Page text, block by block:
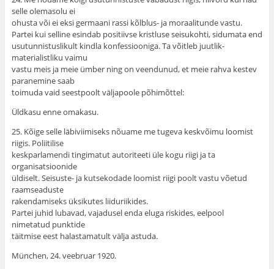
selle olemasolu ei
ohusta või ei eksi germaani rassi kõlblus- ja moraalitunde vastu.
Partei kui selline esindab positiivse kristluse seisukohti, sidumata end
usutunnistuslikult kindla konfessiooniga. Ta võitleb juutlik-
materialistliku vaimu
vastu meis ja meie ümber ning on veendunud, et meie rahva kestev
paranemine saab
toimuda vaid seestpoolt väljapoole põhimõttel:
Üldkasu enne omakasu.
25. Kõige selle läbiviimiseks nõuame me tugeva keskvõimu loomist
riigis. Poliitilise
keskparlamendi tingimatut autoriteeti üle kogu riigi ja ta
organisatsioonide
üldiselt. Seisuste- ja kutsekodade loomist riigi poolt vastu võetud
raamseaduste
rakendamiseks üksikutes liiduriikides.
Partei juhid lubavad, vajadusel enda eluga riskides, eelpool
nimetatud punktide
täitmise eest halastamatult välja astuda.
München, 24. veebruar 1920.